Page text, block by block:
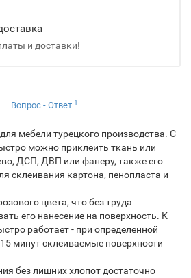
и доставки!
Вопрос - Ответ 1
мебели турецкого производства. С
можно приклеить ткань или
ДСП, ДВП или фанеру, также его
склеивания картона, пенопласта и
цвета, что без труда
его нанесение на поверхность. К
работает - при определенной
минут склеиваемые поверхности
без лишних хлопот достаточно